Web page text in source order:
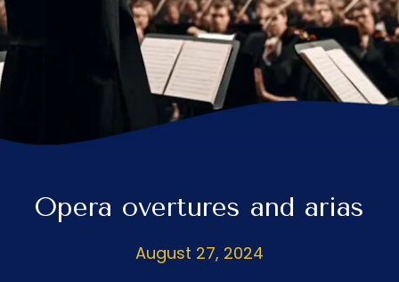
Opera overtures and arias
August 27, 2024